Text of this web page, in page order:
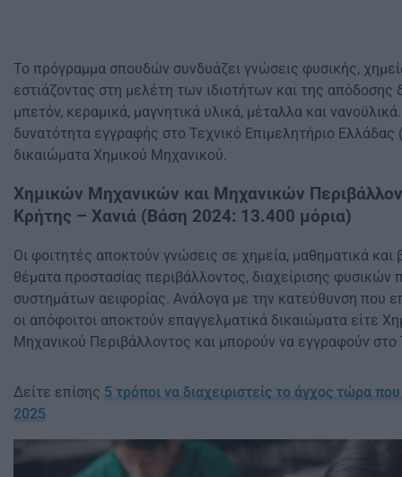
Το πρόγραμμα σπουδών συνδυάζει γνώσεις φυσικής,
εστιάζοντας στη μελέτη των ιδιοτήτων και της
μπετόν, κεραμικά, μαγνητικά υλικά, μέταλλα και
δυνατότητα εγγραφής στο Τεχνικό Επιμελητήριο
δικαιώματα Χημικού Μηχανικού.​
Χημικών Μηχανικών και Μηχανικών
Κρήτης – Χανιά (Βάση 2024: 13.400 μόρια)
Οι φοιτητές αποκτούν γνώσεις σε χημεία, μαθηματικά και
θέματα προστασίας περιβάλλοντος, διαχείρισης φυσικών
συστημάτων αειφορίας. Ανάλογα με την κατεύθυνση που
οι απόφοιτοι αποκτούν επαγγελματικά δικαιώματα είτε
Μηχανικού Περιβάλλοντος και μπορούν να εγγραφούν στο
Δείτε επίσης 5 τρόποι να διαχειριστείς το άγχος τώρα
2025